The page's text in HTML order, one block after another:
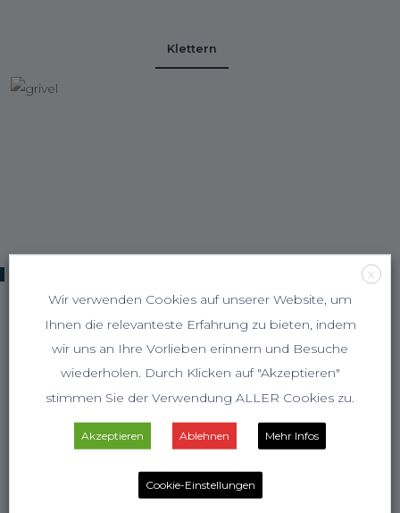
Klettern
X
Wir verwenden Cookies auf unserer Website, um
Ihnen die relevanteste Erfahrung zu bieten, indem
wir uns an Ihre Vorlieben erinnern und Besuche
wiederholen. Durch Klicken auf "Akzeptieren"
stimmen Sie der Verwendung ALLER Cookies zu.
Akzeptieren Ablehnen Mehr Infos
Cookie-Einstellungen